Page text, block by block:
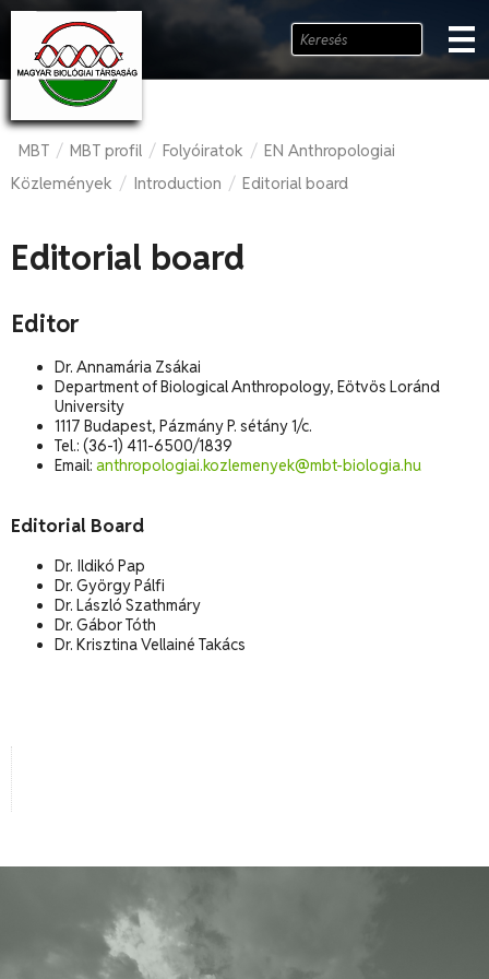
MBT / MBT profil / Folyóiratok / EN Anthropologiai
Közlemények / Introduction / Editorial board
Editorial board
Editor
Dr. Annamária Zsákai
Department of Biological Anthropology, Eötvös Loránd
University
1117 Budapest, Pázmány P. sétány 1/c.
Tel.: (36-1) 411-6500/1839
Email: anthropologiai.kozlemenyek@mbt-biologia.hu
Editorial Board
Dr. Ildikó Pap
Dr. György Pálfi
Dr. László Szathmáry
Dr. Gábor Tóth
Dr. Krisztina Vellainé Takács